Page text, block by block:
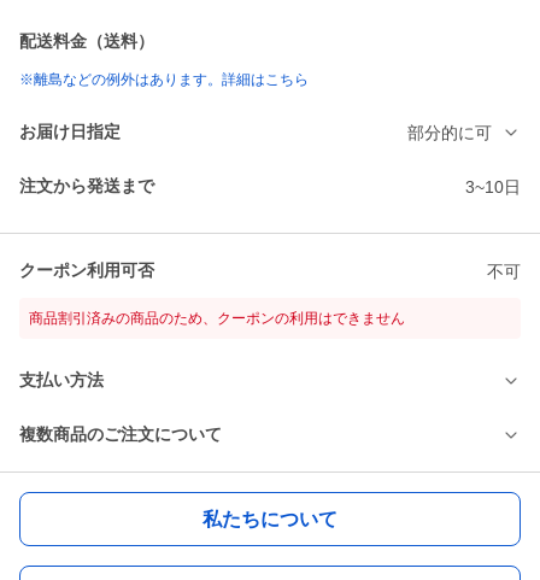
配送料金（送料）
※離島などの例外はあります。詳細はこちら
お届け日指定 部分的に可
注文から発送まで 3~10日
クーポン利用可否 不可
商品割引済みの商品のため、クーポンの利用はできません
支払い方法
複数商品のご注文について
私たちについて